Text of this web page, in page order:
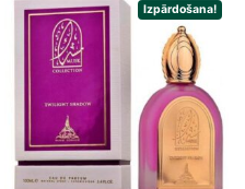
Izpārdošana!